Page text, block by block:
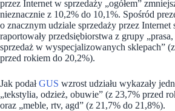
przez Internet w sprzedaży „ogółem”
nieznacznie z 10,2% do 10,1%. Spośród
o znacznym udziale sprzedaży przez Internet
raportowały przedsiębiorstwa z grupy „prasa,
sprzedaż w wyspecjalizowanych sklepach”
przed rokiem do 20,2%).
Jak podałGUS wzrost udziału wykazały
„tekstylia, odzież, obuwie” (z 23,7% przed
oraz „meble, rtv, agd” (z 21,7% do 21,8%).